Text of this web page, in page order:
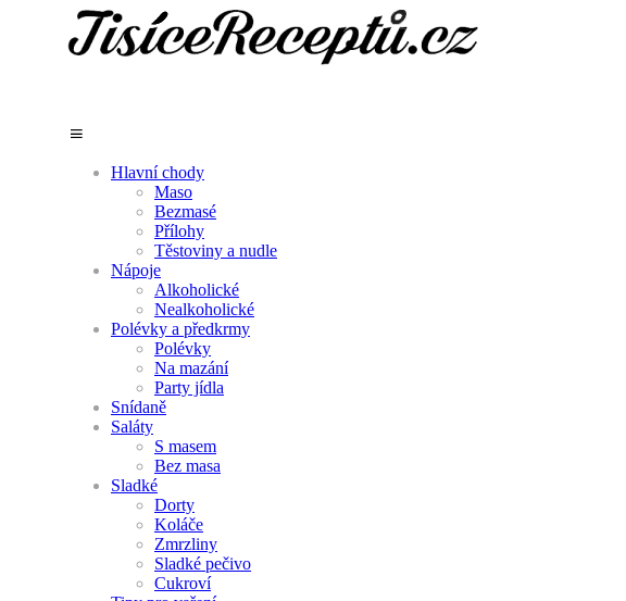
Hlavní chody
Maso
Bezmasé
Přílohy
Těstoviny a nudle
Nápoje
Alkoholické
Nealkoholické
Polévky a předkrmy
Polévky
Na mazání
Party jídla
Snídaně
Saláty
S masem
Bez masa
Sladké
Dorty
Koláče
Zmrzliny
Sladké pečivo
Cukroví